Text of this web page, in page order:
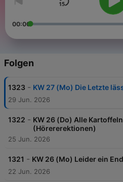
00:00
Folgen
1323 - KW 27 (Mo) Die Letzte
29 Jun. 2026
1322 - KW 26 (Do) Alle
(Hörererektionen)
25 Jun. 2026
1321 - KW 26 (Mo) Leider ein
22 Jun. 2026